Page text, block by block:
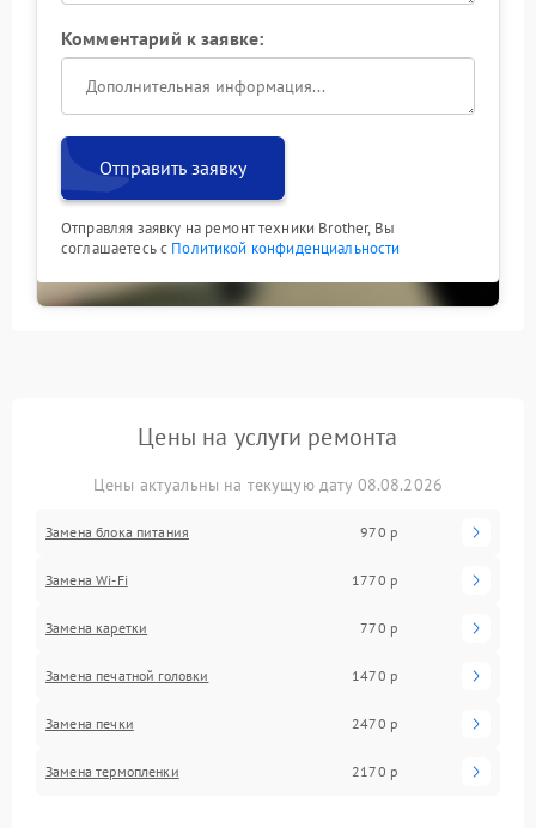
Комментарий к заявке:
Отправить заявку
Отправляя заявку на ремонт техники Brother, Вы
соглашаетесь с Политикой конфиденциальности
Цены на услуги ремонта
Цены актуальны на текущую дату 08.08.2026
Замена блока питания 970 р
Замена Wi-Fi 1770 р
Замена каретки 770 р
Замена печатной головки 1470 р
Замена печки 2470 р
Замена термопленки 2170 р